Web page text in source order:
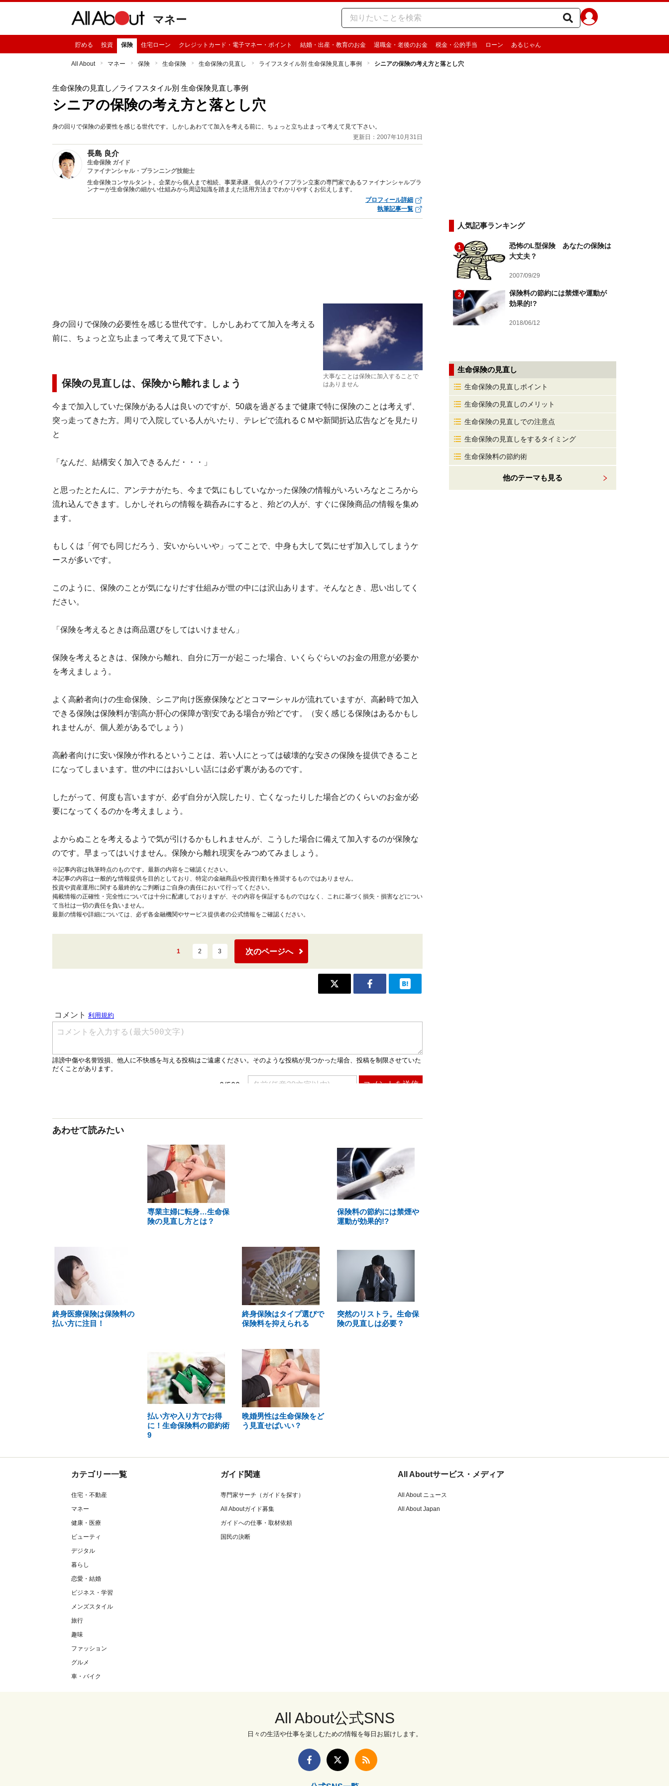
マネー
貯める 投資 保険 住宅ローン クレジットカード・電子マネー・ポイント 結婚・出産・教育のお金 退職金・老後のお金 税金・公的手当 ローン あるじゃん
All About マネー 保険 生命保険 生命保険の見直し ライフスタイル別 生命保険見直し事例 シニアの保険の考え方と落とし穴
生命保険の見直し ／ライフスタイル別 生命保険見直し事例
シニアの保険の考え方と落とし穴
身の回りで保険の必要性を感じる世代です。しかしあわてて加入を考える前に、ちょっと立ち止まって考えて見て下さい。
更新日：2007年10月31日
長島 良介
生命保険 ガイド
ファイナンシャル・プランニング技能士
生命保険コンサルタント。企業から個人まで相続、事業承継、個人のライフプラン立案の専門家であるファイナンシャルプラ
ンナーが生命保険の細かい仕組みから周辺知識を踏まえた活用方法までわかりやすくお伝えします。
プロフィール詳細
執筆記事一覧
大事なことは保険に加入することで
はありません
身の回りで保険の必要性を感じる世代です。しかしあわてて加入を考える
前に、ちょっと立ち止まって考えて見て下さい。
保険の見直しは、保険から離れましょう
今まで加入していた保険がある人は良いのですが、50歳を過ぎるまで健康で特に保険のことは考えず、
突っ走ってきた方。周りで入院している人がいたり、テレビで流れるＣＭや新聞折込広告などを見たり
と
「なんだ、結構安く加入できるんだ・・・」
と思ったとたんに、アンテナがたち、今まで気にもしていなかった保険の情報がいろいろなところから
流れ込んできます。しかしそれらの情報を鵜呑みにすると、殆どの人が、すぐに保険商品の情報を集め
ます。
もしくは「何でも同じだろう、安いからいいや」ってことで、中身も大して気にせず加入してしまうケ
ースが多いです。
このように、保険のことが気になりだす仕組みが世の中には沢山あります。そんなとき、思い出してく
ださい。
「保険を考えるときは商品選びをしてはいけません」
保険を考えるときは、保険から離れ、自分に万一が起こった場合、いくらぐらいのお金の用意が必要か
を考えましょう。
よく高齢者向けの生命保険、シニア向け医療保険などとコマーシャルが流れていますが、高齢時で加入
できる保険は保険料が割高か肝心の保障が割安である場合が殆どです。（安く感じる保険はあるかもし
れませんが、個人差があるでしょう）
高齢者向けに安い保険が作れるということは、若い人にとっては破壊的な安さの保険を提供できること
になってしまいます。世の中にはおいしい話には必ず裏があるのです。
したがって、何度も言いますが、必ず自分が入院したり、亡くなったりした場合どのくらいのお金が必
要になってくるのかを考えましょう。
よからぬことを考えるようで気が引けるかもしれませんが、こうした場合に備えて加入するのが保険な
のです。早まってはいけません。保険から離れ現実をみつめてみましょう。
※記事内容は執筆時点のものです。最新の内容をご確認ください。
本記事の内容は一般的な情報提供を目的としており、特定の金融商品や投資行動を推奨するものではありません。
投資や資産運用に関する最終的なご判断はご自身の責任において行ってください。
掲載情報の正確性・完全性については十分に配慮しておりますが、その内容を保証するものではなく、これに基づく損失・損害などについ
て当社は一切の責任を負いません。
最新の情報や詳細については、必ず各金融機関やサービス提供者の公式情報をご確認ください。
1 2 3 次のページへ
あわせて読みたい
専業主婦に転身…生命保
険の見直し方とは？
保険料の節約には禁煙や
運動が効果的!?
終身医療保険は保険料の
払い方に注目！
終身保険はタイプ選びで
保険料を抑えられる
突然のリストラ。生命保
険の見直しは必要？
払い方や入り方でお得
に！生命保険料の節約術
9
晩婚男性は生命保険をど
う見直せばいい？
人気記事ランキング
1
恐怖のL型保険 あなたの保険は
大丈夫？
2007/09/29
2
保険料の節約には禁煙や運動が
効果的!?
2018/06/12
生命保険の見直し
生命保険の見直しポイント
生命保険の見直しのメリット
生命保険の見直しでの注意点
生命保険の見直しをするタイミング
生命保険料の節約術
他のテーマも見る
カテゴリー一覧
住宅・不動産
マネー
健康・医療
ビューティ
デジタル
暮らし
恋愛・結婚
ビジネス・学習
メンズスタイル
旅行
趣味
ファッション
グルメ
車・バイク
ガイド関連
専門家サーチ（ガイドを探す）
All Aboutガイド募集
ガイドへの仕事・取材依頼
国民の決断
All Aboutサービス・メディア
All About ニュース
All About Japan
All About公式SNS
日々の生活や仕事を楽しむための情報を毎日お届けします。